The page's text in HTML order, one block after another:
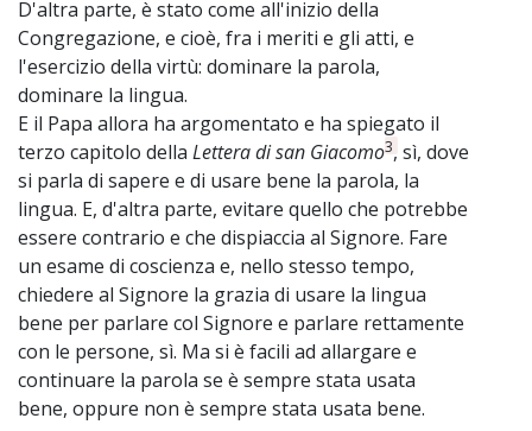
D'altra parte, è stato come all'inizio della
Congregazione, e cioè, fra i meriti e gli atti, e
l'esercizio della virtù: dominare la parola,
dominare la lingua.
E il Papa allora ha argomentato e ha spiegato il
terzo capitolo della Lettera di san Giacomo3, sì, dove
si parla di sapere e di usare bene la parola, la
lingua. E, d'altra parte, evitare quello che potrebbe
essere contrario e che dispiaccia al Signore. Fare
un esame di coscienza e, nello stesso tempo,
chiedere al Signore la grazia di usare la lingua
bene per parlare col Signore e parlare rettamente
con le persone, sì. Ma si è facili ad allargare e
continuare la parola se è sempre stata usata
bene, oppure non è sempre stata usata bene.